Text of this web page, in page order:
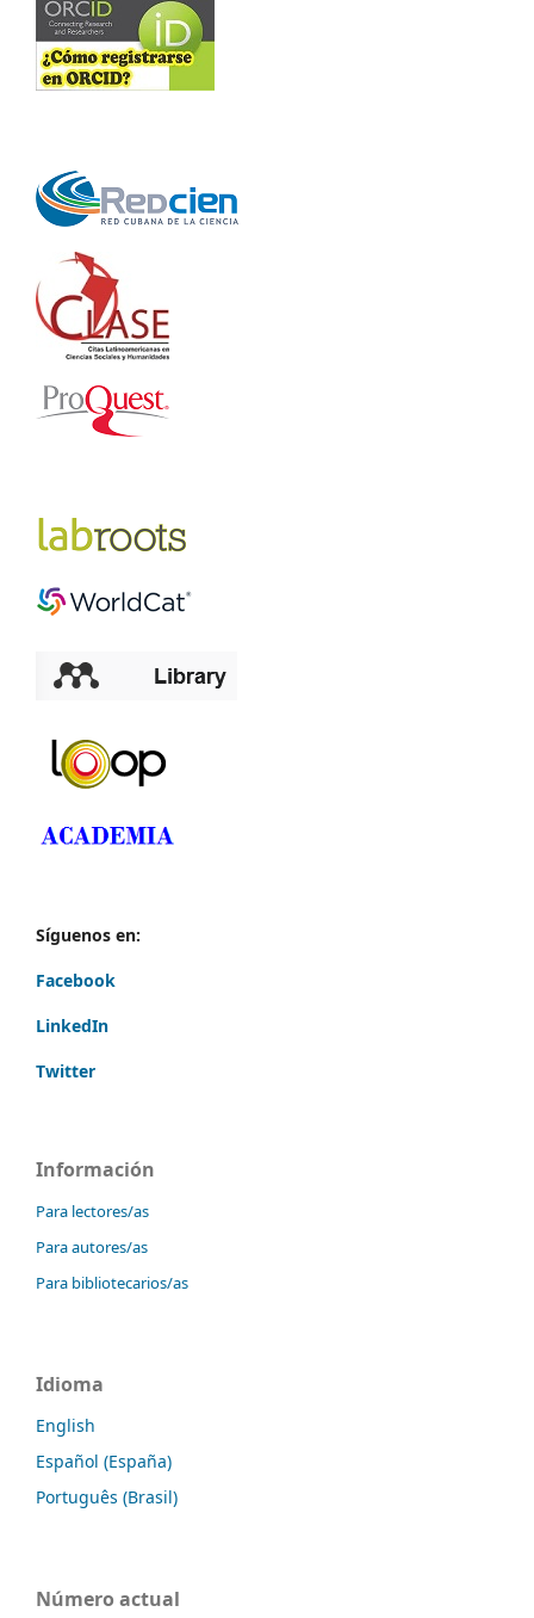
Síguenos en:
Facebook
LinkedIn
Twitter
Información
Para lectores/as
Para autores/as
Para bibliotecarios/as
Idioma
English
Español (España)
Português (Brasil)
Número actual